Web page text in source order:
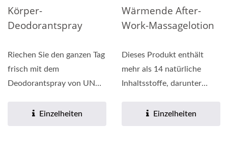
Körper-
Deodorantspray
Riechen Sie den ganzen Tag
frisch mit dem
Deodorantspray von UNA.
verschiedenen...
Einzelheiten
Wärmende After-
Work-Massagelotion
Dieses Produkt enthält
mehr als 14 natürliche
Inhaltsstoffe, darunter
Einzelheiten